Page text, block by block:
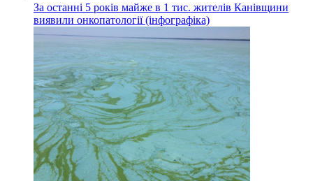
За останні 5 років майже в 1 тис. жителів Канівщини
виявили онкопатології (інфографіка)